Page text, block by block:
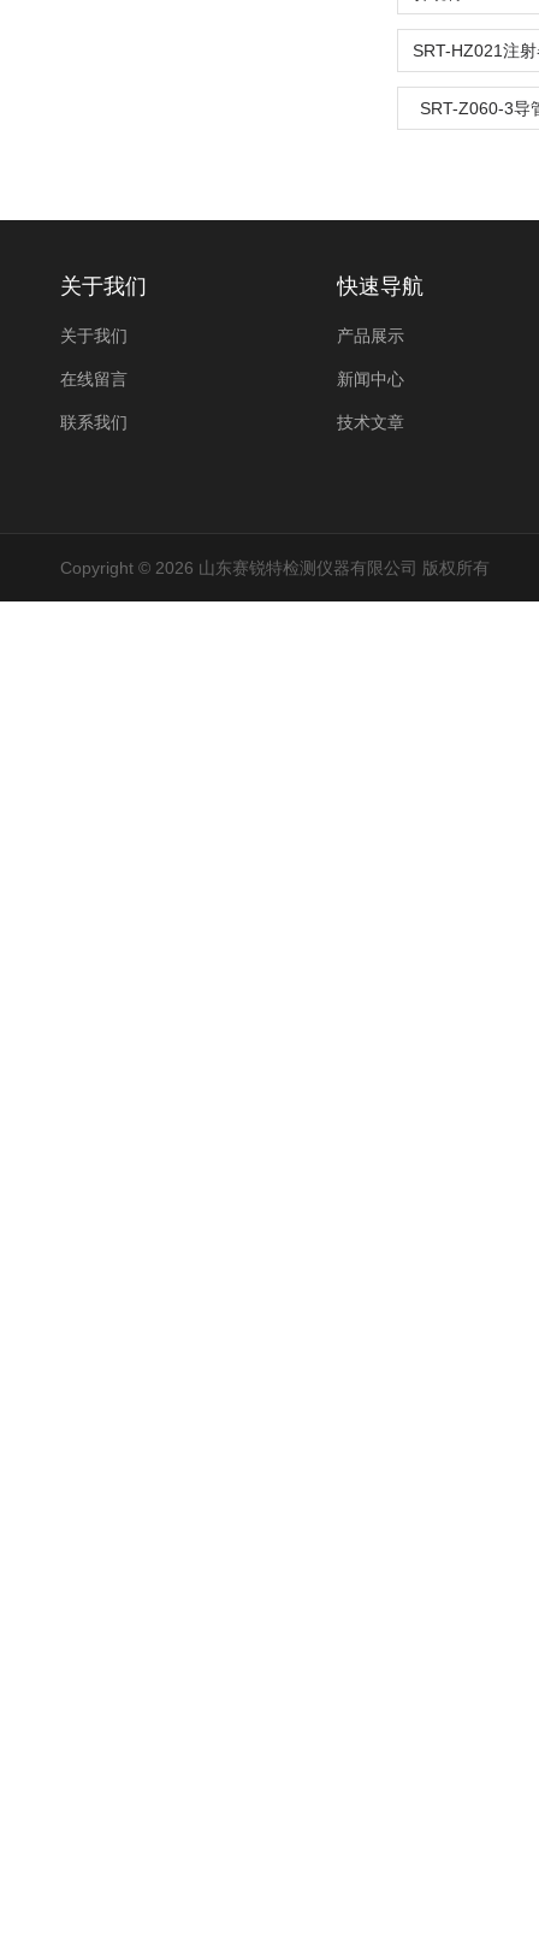
SRT-Z060-3导
关于我们
关于我们
在线留言
联系我们
快速导航
产品展示
新闻中心
技术文章
Copyright © 2026 山东赛锐特检测仪器有限公司 版权所有